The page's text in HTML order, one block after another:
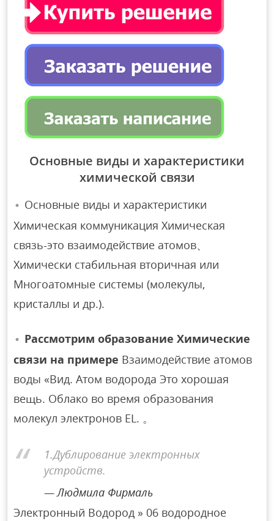
Основные виды и характеристики
химической связи
Основные виды и характеристики
Химическая коммуникация Химическая
связь-это взаимодействие атомов、
Химически стабильная вторичная или
Многоатомные системы (молекулы,
кристаллы и др.).
Рассмотрим образование Химические
связи на примере Взаимодействие атомов
воды «Вид. Атом водорода Это хорошая
вещь. Облако во время образования
молекул электронов EL. 。
1.Дублирование электронных
устройств.
Людмила Фирмаль
Электронный Водород » 06 водородное